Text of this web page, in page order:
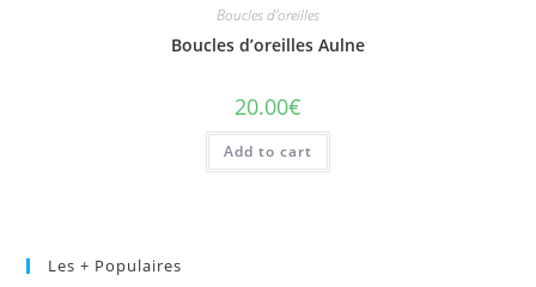
Boucles d'oreilles
Boucles d’oreilles Aulne
20.00€
Add to cart
Les + Populaires